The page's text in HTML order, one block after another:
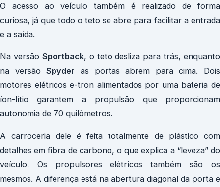
O acesso ao veículo também é realizado de forma
curiosa, já que todo o teto se abre para facilitar a entrada
e a saída.
Na versão Sportback, o teto desliza para trás, enquanto
na versãoSpyder as portas abrem para cima. Dois
motores elétricos e-tron alimentados por uma bateria de
íon-lítio garantem a propulsão que proporcionam
autonomia de 70 quilômetros.
A carroceria dele é feita totalmente de plástico com
detalhes em fibra de carbono, o que explica a “leveza” do
veículo. Os propulsores elétricos também são os
mesmos. A diferença está na abertura diagonal da porta e